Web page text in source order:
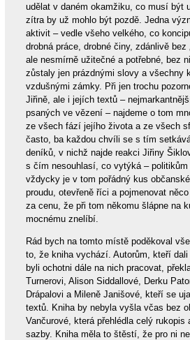
udělat v daném okamžiku, co musí být
zítra by už mohlo být pozdě. Jedna
aktivit – vedle všeho velkého, co
drobná práce, drobné činy, zdánlivě bez
ale nesmírně užitečné a potřebné, bez
zůstaly jen prázdnými slovy a všechny
vzdušnými zámky. Při jen trochu
Jiřině, ale i jejích textů –
psaných ve vězení – najdeme o tom
ze všech fází jejího života a ze všech
často, ba každou chvíli se s tím
deníků, v nichž najde reakci Jiřiny
s čím nesouhlasí, co vytýká – politikům
vždycky je v tom pořádný kus
proudu, otevřeně říci a pojmenovat
za cenu, že při tom někomu šlápne na
mocnému znelíbí.
Rád bych na tomto místě poděkoval
to, že kniha vychází. Autorům, kteří
byli ochotni dále na nich pracovat,
Turnerovi, Alison Siddallové, Derku
Drápalovi a Mileně Janišové, kteří se
textů. Kniha by nebyla vyšla včas bez
Vančurové, která přehlédla celý rukopis
sazby. Kniha měla to štěstí, že pro ni